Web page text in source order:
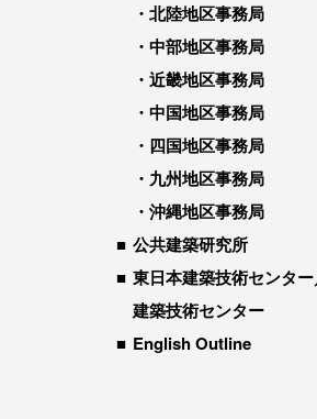
北陸地区事務局
中部地区事務局
近畿地区事務局
中国地区事務局
四国地区事務局
九州地区事務局
沖縄地区事務局
公共建築研究所
東日本建築技術センタ
建築技術センター
English Outline